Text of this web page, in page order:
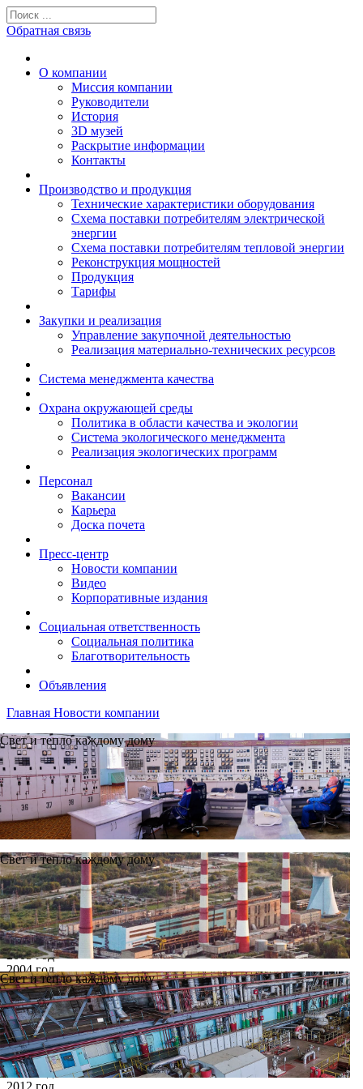
Обратная связь
О компании
Миссия компании
Руководители
История
3D музей
Раскрытие информации
Контакты
Производство и продукция
Технические характеристики оборудования
Схема поставки потребителям электрической
энергии
Схема поставки потребителям тепловой энергии
Реконструкция мощностей
Продукция
Тарифы
Закупки и реализация
Управление закупочной деятельностью
Реализация материально-технических ресурсов
Система менеджмента качества
Охрана окружающей среды
Политика в области качества и экологии
Система экологического менеджмента
Реализация экологических программ
Персонал
Вакансии
Карьера
Доска почета
Пресс-центр
Новости компании
Видео
Корпоративные издания
Социальная ответственность
Социальная политика
Благотворительность
Объявления
Главная Новости компании
Свет и тепло каждому дому
Свет и тепло каждому дому
Свет и тепло каждому дому
Новости
Архив
Все годы
2002 год
2003 год
2004 год
2005 год
2006 год
2007 год
2008 год
2009 год
2010 год
2011 год
2012 год